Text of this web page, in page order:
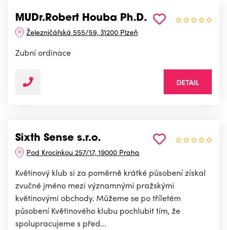
MUDr.Robert Houba Ph.D.
Železničářská 555/59, 31200 Plzeň
Zubní ordinace
DETAIL
Sixth Sense s.r.o.
Pod Krocínkou 257/17, 19000 Praha
Květinový klub si za poměrně krátké působení získal
zvučné jméno mezi významnými pražskými
květinovými obchody. Můžeme se po tříletém
působení Květinového klubu pochlubit tím, že
spolupracujeme s před...